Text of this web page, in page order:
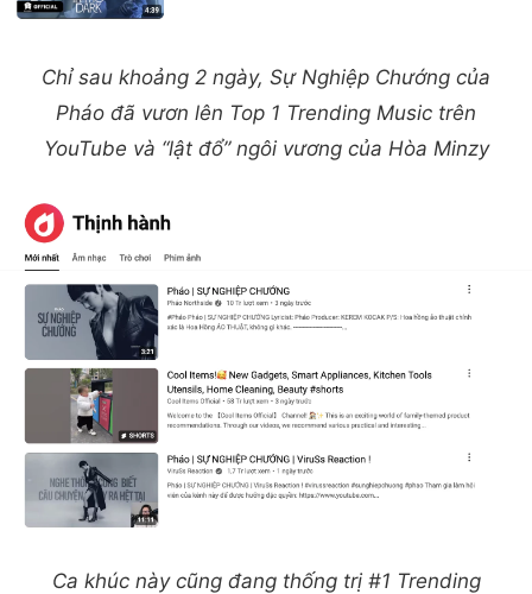
Chỉ sau khoảng 2 ngày, Sự Nghiệp Chướng của
Pháo đã vươn lên Top 1 Trending Music trên
YouTube và “lật đổ” ngôi vương của Hòa Minzy
Ca khúc này cũng đang thống trị #1 Trending